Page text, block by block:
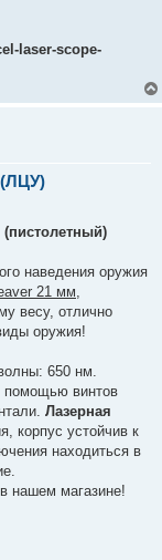
laser-scope-
наведения оружия
21 мм
весу, отлично
оружия!
650 нм.
помощью винтов
Лазерная
корпус устойчив к
находиться в
нашем магазине!